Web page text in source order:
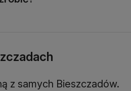
z samych Bieszczadów.